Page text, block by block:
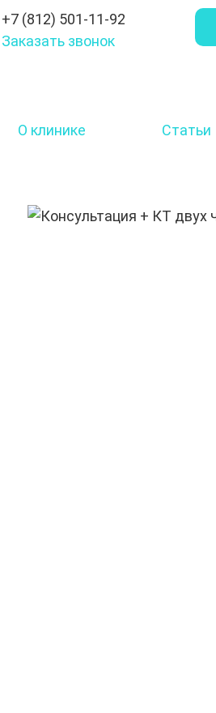
+7 (812) 501-11-92
Заказать звонок
О клинике Статьи